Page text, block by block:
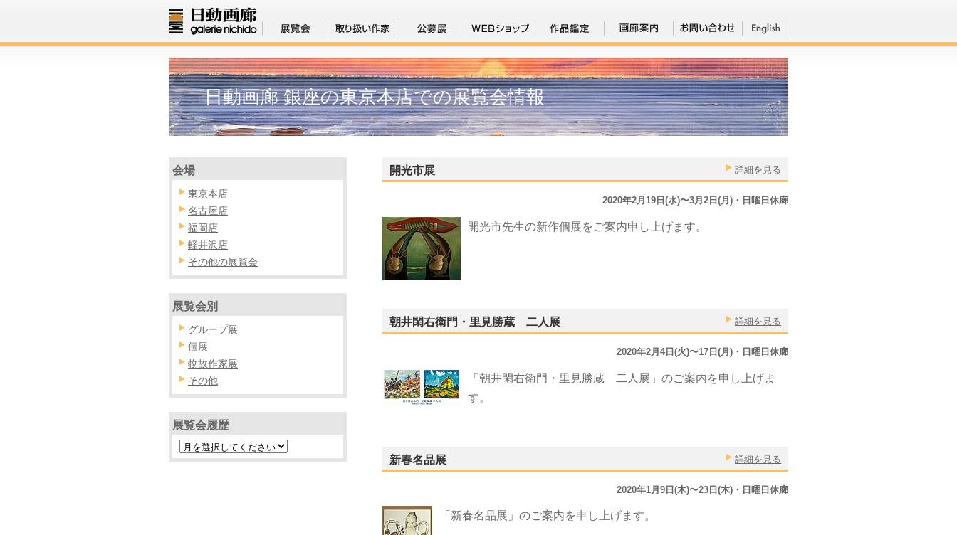
日動画廊 銀座の東京本店での展覧会情報
開光市展 詳細を見る
2020年2月19日(水)〜3月2日(月)・日曜日休廊
開光市先生の新作個展をご案内申し上げます。
朝井閑右衛門・里見勝蔵 二人展 詳細を見る
2020年2月4日(火)〜17日(月)・日曜日休廊
「朝井閑右衛門・里見勝蔵 二人展」のご案内を申し上げま
す。
新春名品展 詳細を見る
2020年1月9日(木)〜23日(木)・日曜日休廊
「新春名品展」のご案内を申し上げます。
会場
東京本店
名古屋店
福岡店
軽井沢店
その他の展覧会
展覧会別
グループ展
個展
物故作家展
その他
展覧会履歴